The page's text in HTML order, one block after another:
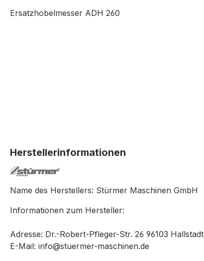
Ersatzhobelmesser ADH 260
Herstellerinformationen
Name des Herstellers: Stürmer Maschinen GmbH
Informationen zum Hersteller:
Adresse: Dr.-Robert-Pfleger-Str. 26 96103 Hallstadt
E-Mail: info@stuermer-maschinen.de